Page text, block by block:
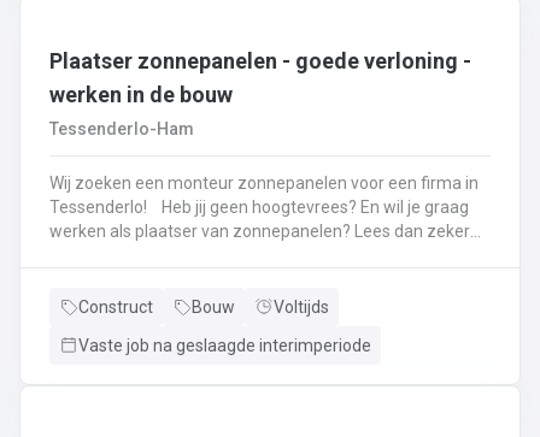
Plaatser zonnepanelen - goede verloning -
werken in de bouw
Tessenderlo-Ham
Wij zoeken een monteur zonnepanelen voor een firma in
Tessenderlo! Heb jij geen hoogtevrees? En wil je graag
werken als plaatser van zonnepanelen? Lees dan zeker
dan 10 jaar ervaring. Als je nog geen ervaring hebt met
interne opleiding! Interesse? bel naar 011495856 of mail
Construct Bouw
Voltijds
Vaste job na geslaagde interimperiode